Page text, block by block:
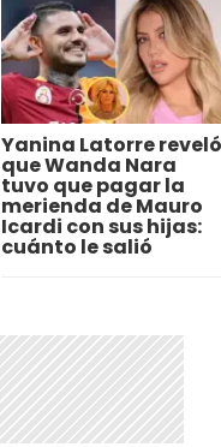
Yanina Latorre reveló
que Wanda Nara
tuvo que pagar la
merienda de Mauro
Icardi con sus hijas:
cuánto le salió